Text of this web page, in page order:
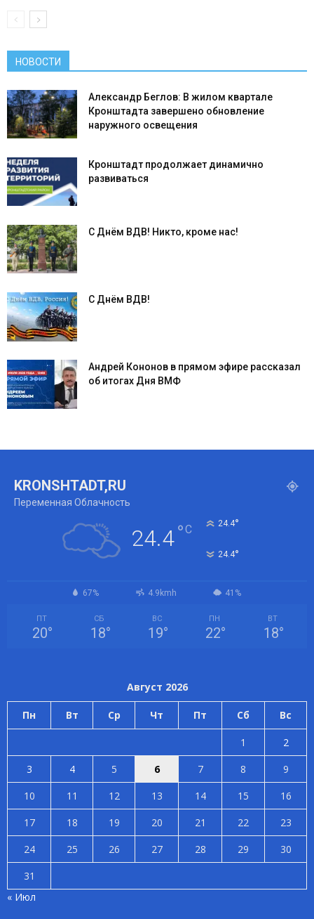
НОВОСТИ
Александр Беглов: В жилом квартале
Кронштадта завершено обновление
наружного освещения
Кронштадт продолжает динамично
развиваться
С Днём ВДВ! Никто, кроме нас!
С Днём ВДВ!
Андрей Кононов в прямом эфире рассказал
об итогах Дня ВМФ
KRONSHTADT,RU
Переменная Облачность
24.4°C 24.4°
24.4°
67% 4.9kmh 41%
ПТ
20°
СБ
18°
ВС
19°
ПН
22°
ВТ
18°
Август 2026
Пн Вт Ср Чт Пт Сб Вс
1
2
3
4 5 6 7 8
9
10
11 12 13 14 15
16
17
18 19 20 21 22
23
24
25 26 27 28 29
30
31
« Июл